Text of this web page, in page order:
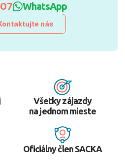
WhatsApp
nás
Všetky zájazdy
na jednom mieste
Oficiálny člen SACKA